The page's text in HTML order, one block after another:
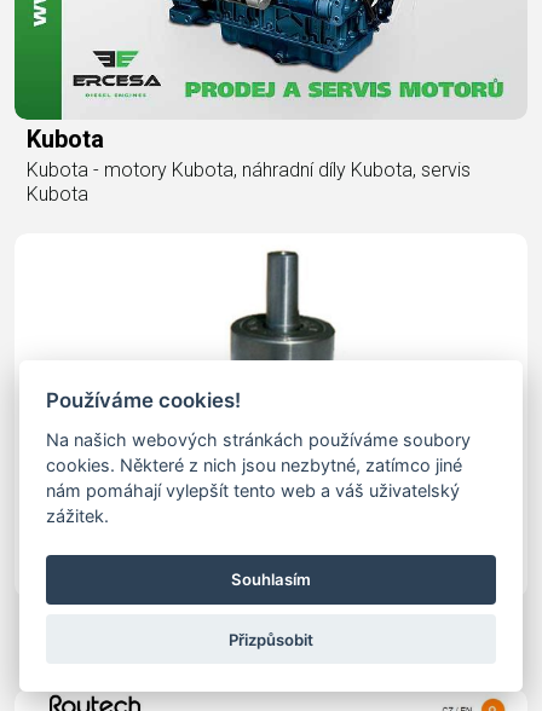
Kubota
Kubota - motory Kubota, náhradní díly Kubota, servis
Kubota
kuželové převodovky - redukční kuželové převodovky
Používáme cookies!
Na našich webových stránkách používáme soubory
cookies. Některé z nich jsou nezbytné, zatímco jiné
nám pomáhají vylepšít tento web a váš uživatelský
zážitek.
Souhlasím
Přizpůsobit